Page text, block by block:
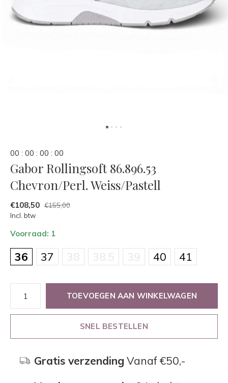
00 : 00 : 00 : 00
Gabor Rollingsoft 86.896.53
Chevron/Perl. Weiss/Pastell
€108,50 €155,00
Incl. btw
Voorraad: 1
36 37 38 38.5 39 40 41
TOEVOEGEN AAN WINKELWAGEN
SNEL BESTELLEN
Gratis verzending Vanaf €50,-